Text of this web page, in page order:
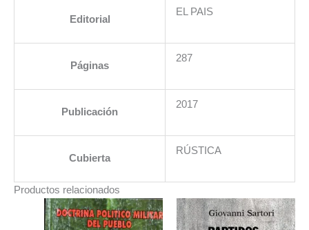
Editorial
EL PAIS
Páginas
287
Publicación
2017
Cubierta
RÚSTICA
Productos relacionados